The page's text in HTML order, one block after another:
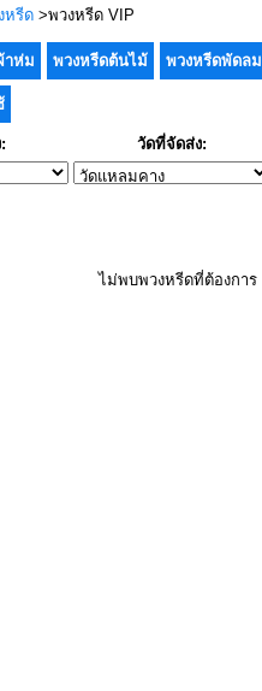
หรีด >พวงหรีด VIP
าห่ม พวงหรีดต้นไม้ พวงหรีดพัดลม
วัดที่จัดส่ง:
ไม่พบพวงหรีดที่ต้องการ